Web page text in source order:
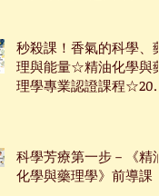
秒殺課！香氣的科學、藥
理與能量☆精油化學與藥
理學專業認證課程☆2026
科學芳療第一步－《精油
化學與藥理學》前導課